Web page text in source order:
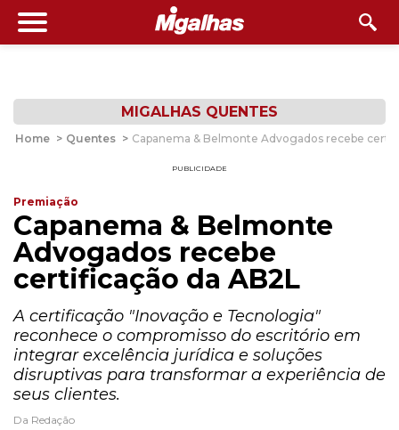
MIGALHAS QUENTES
Home > Quentes > Capanema & Belmonte Advogados recebe
PUBLICIDADE
Premiação
Capanema & Belmonte
Advogados recebe
certificação da AB2L
A certificação "Inovação e Tecnologia"
reconhece o compromisso do escritório em
integrar excelência jurídica e soluções
disruptivas para transformar a experiência de
seus clientes.
Da Redação